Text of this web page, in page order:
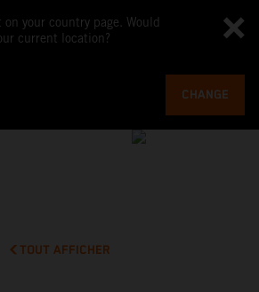
your country page. Would
current location?
CHANGE
TOUT AFFICHER